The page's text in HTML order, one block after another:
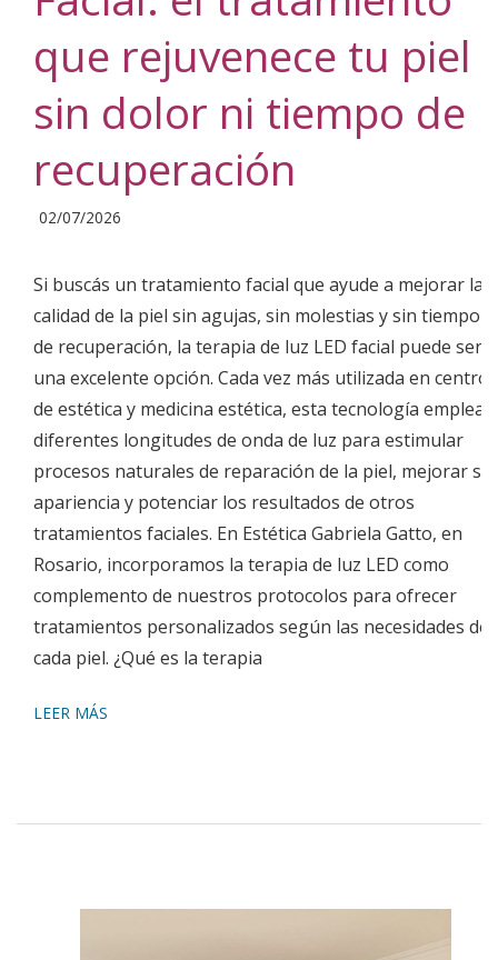
que rejuvenece tu piel
sin dolor ni tiempo de
recuperación
2026-
02
02/07/2026
Si buscás un tratamiento facial que ayude a mejorar la
calidad de la piel sin agujas, sin molestias y sin tiempo
de recuperación, la terapia de luz LED facial puede ser
una excelente opción. Cada vez más utilizada en centros
de estética y medicina estética, esta tecnología emplea
diferentes longitudes de onda de luz para estimular
procesos naturales de reparación de la piel, mejorar su
apariencia y potenciar los resultados de otros
tratamientos faciales. En Estética Gabriela Gatto, en
Rosario, incorporamos la terapia de luz LED como
complemento de nuestros protocolos para ofrecer
tratamientos personalizados según las necesidades de
cada piel. ¿Qué es la terapia
LEER MÁS